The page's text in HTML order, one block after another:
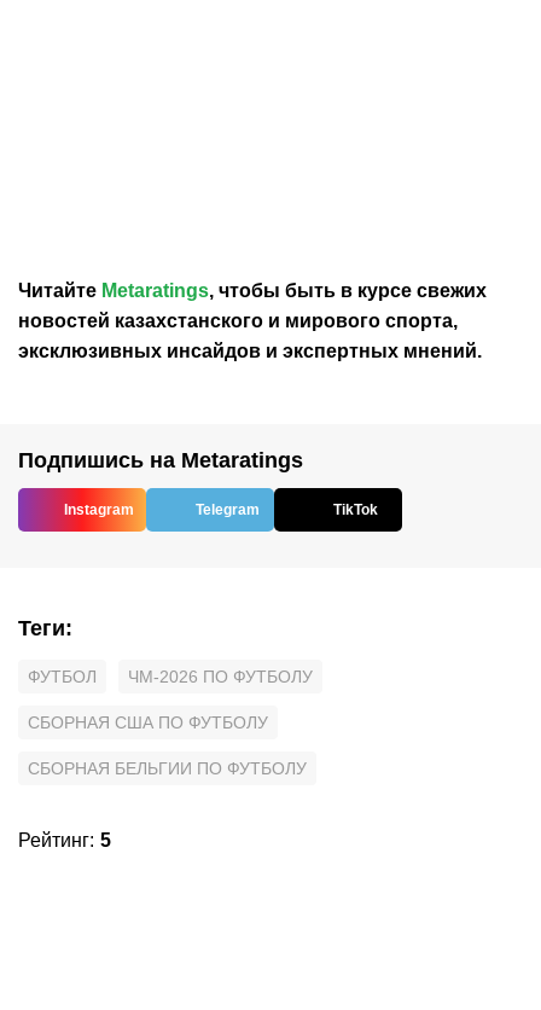
Читайте Metaratings, чтобы быть в курсе свежих
новостей казахстанского и мирового спорта,
эксклюзивных инсайдов и экспертных мнений.
Подпишись на Metaratings
Instagram Telegram TikTok
Теги:
ФУТБОЛ ЧМ-2026 ПО ФУТБОЛУ
СБОРНАЯ США ПО ФУТБОЛУ
СБОРНАЯ БЕЛЬГИИ ПО ФУТБОЛУ
Рейтинг: 5